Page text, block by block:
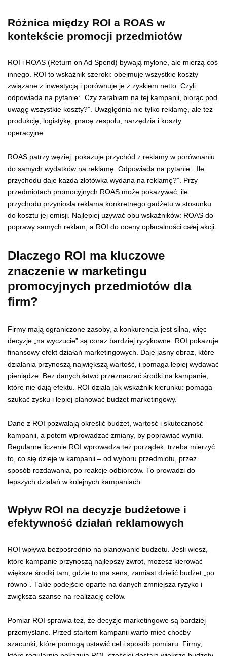
Różnica między ROI a ROAS w
kontekście promocji przedmiotów
ROI i ROAS (Return on Ad Spend) bywają mylone, ale mierzą coś
innego. ROI to wskaźnik szeroki: obejmuje wszystkie koszty
związane z inwestycją i porównuje je z zyskiem netto. Czyli
odpowiada na pytanie: „Czy zarabiam na tej kampanii, biorąc pod
uwagę wszystkie koszty?”. Uwzględnia nie tylko reklamę, ale też
produkcję, logistykę, pracę zespołu, narzędzia i koszty
operacyjne.
ROAS patrzy węziej: pokazuje przychód z reklamy w porównaniu
do samych wydatków na reklamę. Odpowiada na pytanie: „Ile
przychodu daje każda złotówka wydana na reklamę?”. Przy
przedmiotach promocyjnych ROAS może pokazywać, ile
przychodu przyniosła reklama konkretnego gadżetu w stosunku
do kosztu jej emisji. Najlepiej używać obu wskaźników: ROAS do
poprawy samych reklam, a ROI do oceny opłacalności całej akcji.
Dlaczego ROI ma kluczowe
znaczenie w marketingu
promocyjnych przedmiotów dla
firm?
Firmy mają ograniczone zasoby, a konkurencja jest silna, więc
decyzje „na wyczucie” są coraz bardziej ryzykowne. ROI pokazuje
finansowy efekt działań marketingowych. Daje jasny obraz, które
działania przynoszą największą wartość, i pomaga lepiej wydawać
pieniądze. Bez danych łatwo przeznaczać środki na kampanie,
które nie dają efektu. ROI działa jak wskaźnik kierunku: pomaga
szukać zysku i lepiej planować budżet marketingowy.
Dane z ROI pozwalają określić budżet, wartość i skuteczność
kampanii, a potem wprowadzać zmiany, by poprawiać wyniki.
Regularne liczenie ROI wprowadza też porządek: trzeba mierzyć
to, co się dzieje w kampanii – od wyboru przedmiotu, przez
sposób rozdawania, po reakcje odbiorców. To prowadzi do
lepszych działań w kolejnych kampaniach.
Wpływ ROI na decyzje budżetowe i
efektywność działań reklamowych
ROI wpływa bezpośrednio na planowanie budżetu. Jeśli wiesz,
które kampanie przynoszą najlepszy zwrot, możesz kierować
większe środki tam, gdzie to ma sens, zamiast dzielić budżet „po
równo”. Takie podejście oparte na danych zmniejsza ryzyko i
zwiększa szanse na realizację celów.
Pomiar ROI sprawia też, że decyzje marketingowe są bardziej
przemyślane. Przed startem kampanii warto mieć choćby
szacunki, które pomogą ustawić cel i sposób pomiaru. Firmy,